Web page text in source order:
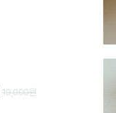
19,000원